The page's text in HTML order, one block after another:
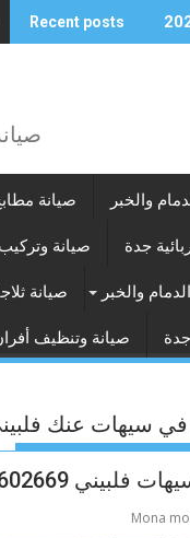
Recent posts
والخبر صيانة
جدة صيانة
والخبر صيانة
صيانة وتنظيف
في سيهات عنك
0544602669
Mona